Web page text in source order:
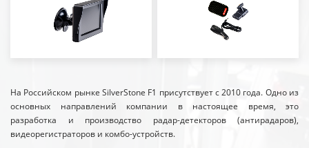
На Российском рынке SilverStone F1 присутствует с 2010 года. Одно из
основных направлений компании в настоящее время, это
разработка и производство радар-детекторов (антирадаров),
видеорегистраторов и комбо-устройств.